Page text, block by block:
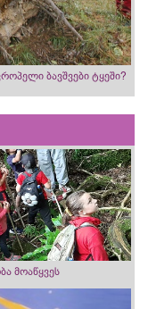
ბავშვები ტყეში?
მოაწყვეს